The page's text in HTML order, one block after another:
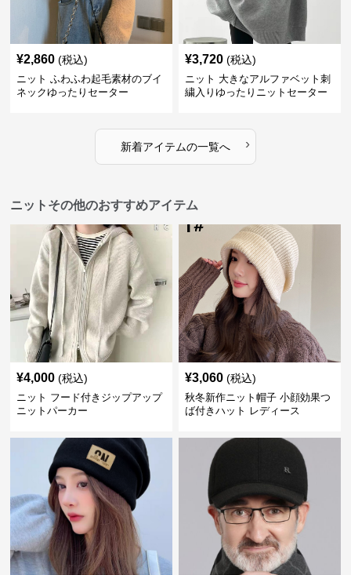
¥2,860 (税込)
ニット ふわふわ起毛素材のブイ
ネックゆったりセーター
¥3,720 (税込)
ニット 大きなアルファベット刺
繍入りゆったりニットセーター
新着アイテムの一覧へ ›
ニットその他のおすすめアイテム
¥4,000 (税込)
ニット フード付きジップアップ
ニットパーカー
¥3,060 (税込)
秋冬新作ニット帽子 小顔効果つ
ば付きハット レディース